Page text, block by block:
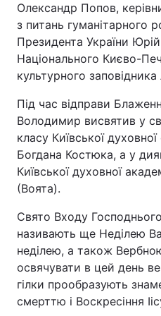
Олександр Попов,
з питань гуманітарного
Президента України
Національного Києво-
культурного
Під час відправи
Володимир висвятив у
класу Київської
Богдана Костюка, а у
Київської духовної
(Воята).
Свято Входу
називають ще Неділею
неділею, а також
освячувати в цей день
гілки прообразують
смерттю і Воскресіння